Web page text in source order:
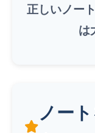
正しいノー
は
ノー